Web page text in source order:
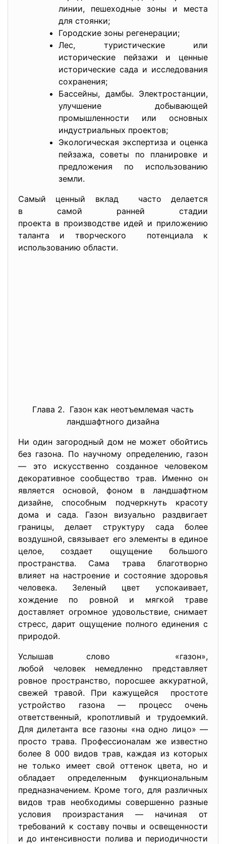
линии, пешеходные зоны и места
для стоянки;
Городские зоны регенерации;
Лес, туристические или
исторические пейзажи и ценные
исторические сада и исследования
сохранения;
Бассейны, дамбы. Электростанции,
улучшение добывающей
промышленности или основных
индустриальных проектов;
Экологическая экспертиза и оценка
пейзажа, советы по планировке и
предложения по использованию
земли.
Самый ценный вклад часто делается
в самой ранней стадии
проекта в производстве идей и приложению
таланта и творческого потенциала к
использованию области.
Глава 2. Газон как неотъемлемая часть
ландшафтного дизайна
Ни один загородный дом не может обойтись
без газона. По научному определению, газон
— это искусственно созданное человеком
декоративное сообщество трав. Именно он
является основой, фоном в ландшафтном
дизайне, способным подчеркнуть красоту
дома и сада. Газон визуально раздвигает
границы, делает структуру сада более
воздушной, связывает его элементы в единое
целое, создает ощущение большого
пространства. Сама трава благотворно
влияет на настроение и состояние здоровья
человека. Зеленый цвет успокаивает,
хождение по ровной и мягкой траве
доставляет огромное удовольствие, снимает
стресс, дарит ощущение полного единения с
природой.
Услышав слово «газон»,
любой человек немедленно представляет
ровное пространство, поросшее аккуратной,
свежей травой. При кажущейся простоте
устройство газона — процесс очень
ответственный, кропотливый и трудоемкий.
Для дилетанта все газоны «на одно лицо» —
просто трава. Профессионалам же известно
более 8 000 видов трав, каждая из которых
не только имеет свой оттенок цвета, но и
обладает определенным функциональным
предназначением. Кроме того, для различных
видов трав необходимы совершенно разные
условия произрастания — начиная от
требований к составу почвы и освещенности
и до интенсивности полива и периодичности